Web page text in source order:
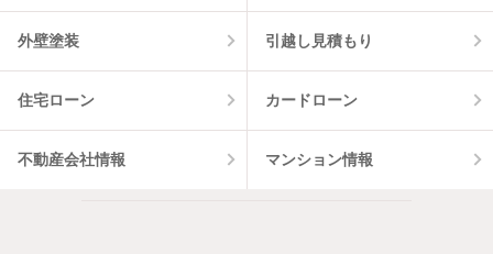
外壁塗装 引越し見積もり
住宅ローン カードローン
不動産会社情報 マンション情報